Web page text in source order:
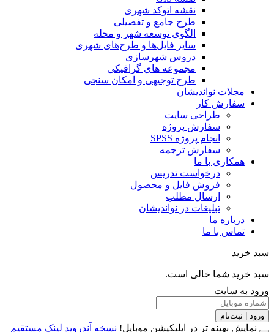
نقشه اتوکد شهری
طرح جامع و تفصیلی
الگوی توسعه شهر و محله
سایر فایل‌ها و طرح‌های شهری
دروس شهرسازی
مجموعه های گرافیکی
طرح توجیهی و امکان سنجی
مجلات نواندیشان
سفارش کار
طراحی سایت
سفارش پروژه
انجام پروژه SPSS
سفارش ترجمه
همکاری با ما
درخواست تدریس
فروش فایل و محصول
ارسال مطلب
تبلیغات در نواندیشان
درباره ما
تماس با ما
خرید شما خالی است.
به سایت
| ثبت‌نام
بهینه تر در اپلیکیشن موبایل!نسخه آندروید لینک مستقیم